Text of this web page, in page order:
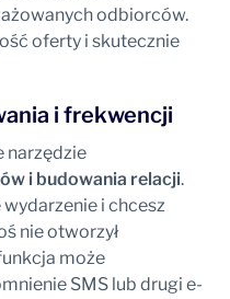
odbiorców.
oferty i skutecznie
i frekwencji
narzędzie
i budowania relacji.
i chcesz
nie otworzył
może
SMS lub drugi e-